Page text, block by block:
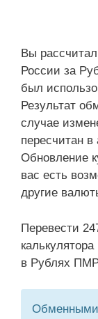
Вы
России за
был
Результат
случае
пересчитан
Обновление
вас есть
другие
Перевести
в Рублях
Обменными